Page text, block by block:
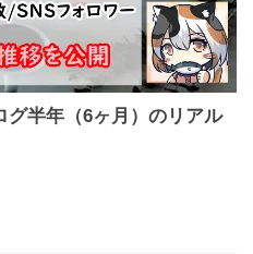
グ半年（6ヶ月）のリアル